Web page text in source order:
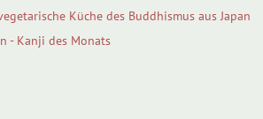
Küche des Buddhismus aus Japan
- Kanji des Monats